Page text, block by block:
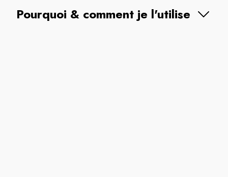
Pourquoi & comment je l'utilise